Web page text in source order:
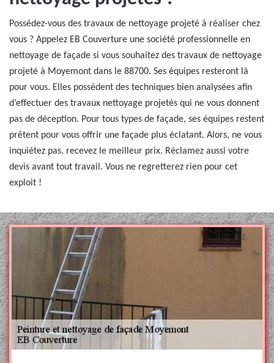
Possédez-vous des travaux de nettoyage projeté à réaliser chez
vous ? Appelez EB Couverture une société professionnelle en
nettoyage de façade si vous souhaitez des travaux de nettoyage
projeté à Moyemont dans le 88700. Ses équipes resteront là
pour vous. Elles possèdent des techniques bien analysées afin
d’effectuer des travaux nettoyage projetés qui ne vous donnent
pas de déception. Pour tous types de façade, ses équipes restent
prêtent pour vous offrir une façade plus éclatant. Alors, ne vous
inquiétez pas, recevez le meilleur prix. Réclamez aussi votre
devis avant tout travail. Vous ne regretterez rien pour cet
exploit !